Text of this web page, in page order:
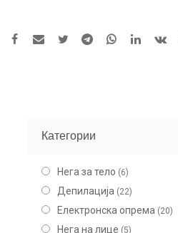
Категории
Нега за тело (6)
Депилација (22)
Електронска опрема (20)
Нега на лице (5)